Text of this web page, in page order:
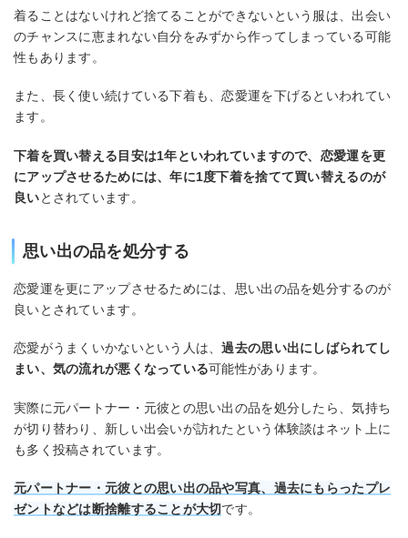
着ることはないけれど捨てることができないという服は、出会い
のチャンスに恵まれない自分をみずから作ってしまっている可能
性もあります。
また、長く使い続けている下着も、恋愛運を下げるといわれてい
ます。
下着を買い替える目安は1年といわれていますので、恋愛運を更
にアップさせるためには、年に1度下着を捨てて買い替えるのが
良いとされています。
思い出の品を処分する
恋愛運を更にアップさせるためには、思い出の品を処分するのが
良いとされています。
恋愛がうまくいかないという人は、過去の思い出にしばられてし
まい、気の流れが悪くなっている可能性があります。
実際に元パートナー・元彼との思い出の品を処分したら、気持ち
が切り替わり、新しい出会いが訪れたという体験談はネット上に
も多く投稿されています。
元パートナー・元彼との思い出の品や写真、過去にもらったプレ
ゼントなどは断捨離することが大切です。